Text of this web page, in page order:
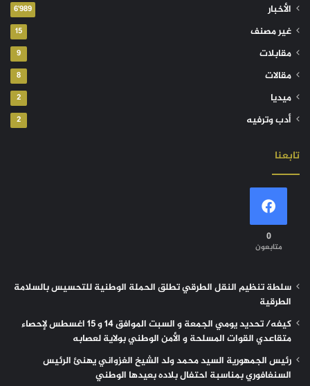
الأخبار 6٬989
غير مصنف 15
مقابلات 9
مقالات 8
ميديا 2
أدب وترفيه 2
تابعنا
0
متابعون
سلطة تنظيم النقل الطرقي تطلق الحملة الوطنية للتحسيس بالسلامة
الطرقية
كيفه/ تحديد يومي الجمعة و السبت الموافق 14 و 15 اغسطس لإحصاء
متقاعدي القوات المسلحة و الأمن الوطني بولاية لعصابه
رئيس الجمهورية السيد محمد ولد الشيخ الغزواني يهنئ الرئيس
السنغافوري بمناسبة احتفال بلاده بعيدها الوطني